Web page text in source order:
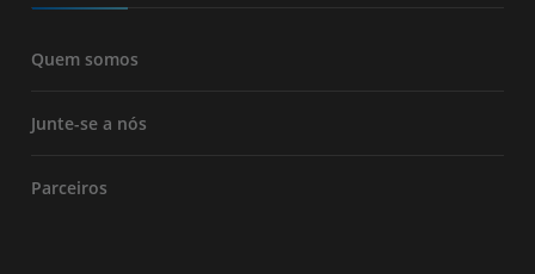
Quem somos
Junte-se a nós
Parceiros